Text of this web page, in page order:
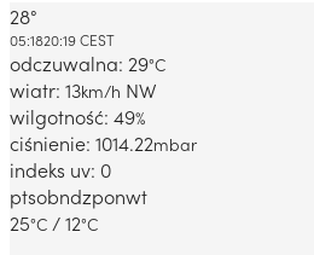
Dabrowa Gornicza, PL
28°
05:1820:19 CEST
odczuwalna: 29°C
wiatr: 13km/h NW
wilgotność: 49%
ciśnienie: 1014.22mbar
indeks uv: 0
ptsobndzponwt
25°C / 12°C